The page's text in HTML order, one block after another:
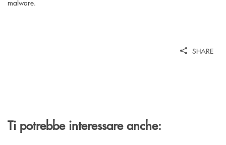
malware.
SHARE
Ti potrebbe interessare anche: